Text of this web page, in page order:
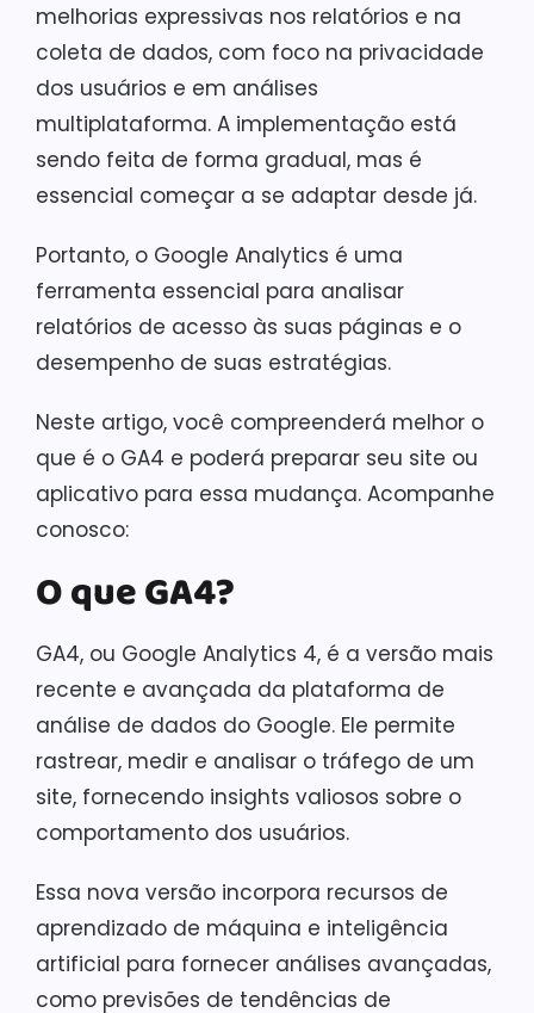
melhorias expressivas nos relatórios e na
coleta de dados, com foco na privacidade
dos usuários e em análises
multiplataforma. A implementação está
sendo feita de forma gradual, mas é
essencial começar a se adaptar desde já.
Portanto, o Google Analytics é uma
ferramenta essencial para analisar
relatórios de acesso às suas páginas e o
desempenho de suas estratégias.
Neste artigo, você compreenderá melhor o
que é o GA4 e poderá preparar seu site ou
aplicativo para essa mudança. Acompanhe
conosco:
O que GA4?
GA4, ou Google Analytics 4, é a versão mais
recente e avançada da plataforma de
análise de dados do Google. Ele permite
rastrear, medir e analisar o tráfego de um
site, fornecendo insights valiosos sobre o
comportamento dos usuários.
Essa nova versão incorpora recursos de
aprendizado de máquina e inteligência
artificial para fornecer análises avançadas,
como previsões de tendências de